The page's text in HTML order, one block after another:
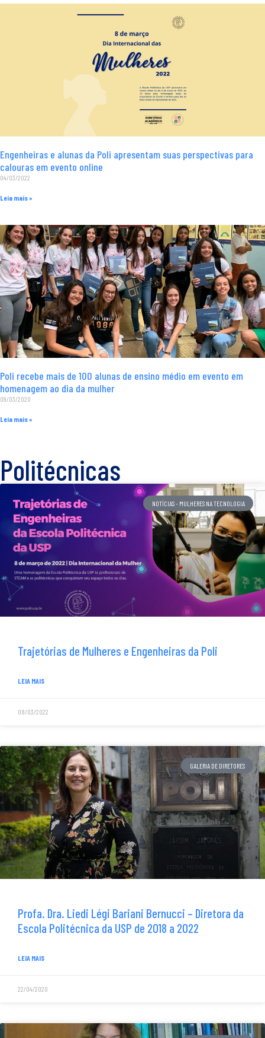
Engenheiras e alunas da Poli apresentam suas perspectivas para
calouras em evento online
04/03/2022
Leia mais »
Poli recebe mais de 100 alunas de ensino médio em evento em
homenagem ao dia da mulher
09/03/2020
Leia mais »
Politécnicas
NOTÍCIAS - MULHERES NA TECNOLOGIA
Trajetórias de Mulheres e Engenheiras da Poli
LEIA MAIS
08/03/2022
GALERIA DE DIRETORES
Profa. Dra. Liedi Légi Bariani Bernucci – Diretora da
Escola Politécnica da USP de 2018 a 2022
LEIA MAIS
22/04/2020